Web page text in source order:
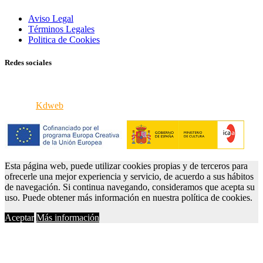
Aviso Legal
Términos Legales
Politica de Cookies
Redes sociales
Kdweb
Esta página web, puede utilizar cookies propias y de terceros para
ofrecerle una mejor experiencia y servicio, de acuerdo a sus hábitos
de navegación. Si continua navegando, consideramos que acepta su
uso. Puede obtener más información en nuestra política de cookies.
Aceptar Más información